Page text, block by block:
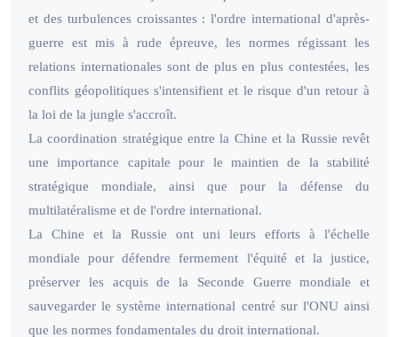
et des turbulences croissantes : l'ordre international d'après-
guerre est mis à rude épreuve, les normes régissant les
relations internationales sont de plus en plus contestées, les
conflits géopolitiques s'intensifient et le risque d'un retour à
la loi de la jungle s'accroît.
La coordination stratégique entre la Chine et la Russie revêt
une importance capitale pour le maintien de la stabilité
stratégique mondiale, ainsi que pour la défense du
multilatéralisme et de l'ordre international.
La Chine et la Russie ont uni leurs efforts à l'échelle
mondiale pour défendre fermement l'équité et la justice,
préserver les acquis de la Seconde Guerre mondiale et
sauvegarder le système international centré sur l'ONU ainsi
que les normes fondamentales du droit international.